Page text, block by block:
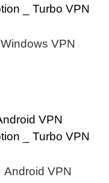
Windows VPN
Android VPN